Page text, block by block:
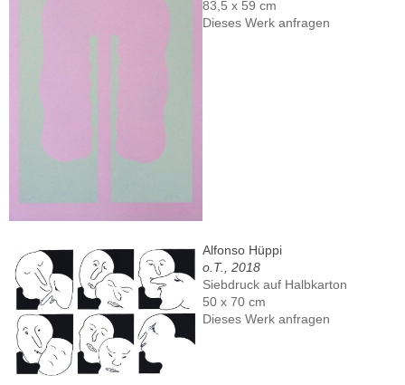
83,5 x 59 cm
Dieses Werk anfragen
Alfonso Hüppi
o.T., 2018
Siebdruck auf Halbkarton
50 x 70 cm
Dieses Werk anfragen